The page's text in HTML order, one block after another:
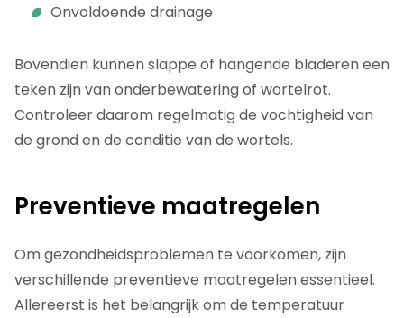
Onvoldoende drainage
Bovendien kunnen slappe of hangende bladeren een
teken zijn van onderbewatering of wortelrot.
Controleer daarom regelmatig de vochtigheid van
de grond en de conditie van de wortels.
Preventieve maatregelen
Om gezondheidsproblemen te voorkomen, zijn
verschillende preventieve maatregelen essentieel.
Allereerst is het belangrijk om de temperatuur